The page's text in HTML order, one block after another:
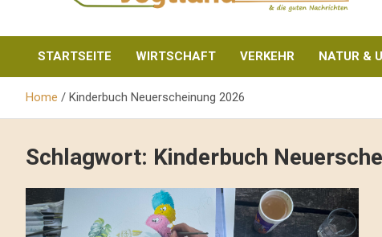
Vogtlandstreicher
STARTSEITE WIRTSCHAFT VERKEHR NATUR &
Home Kinderbuch Neuerscheinung 2026
Schlagwort: Kinderbuch